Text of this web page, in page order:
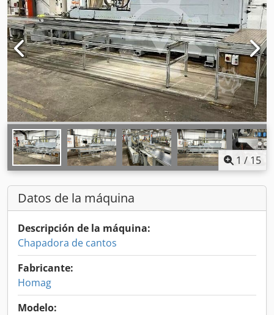
1 / 15
Datos de la máquina
Descripción de la máquina:
Chapadora de cantos
Fabricante:
Homag
Modelo: